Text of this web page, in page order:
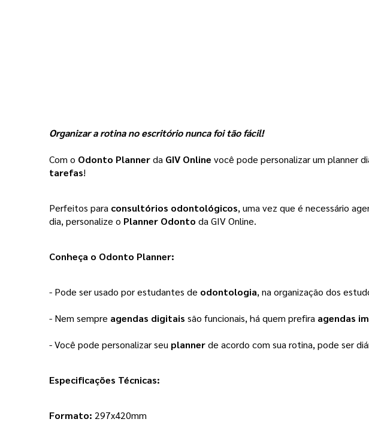
Organizar a rotina no escritório nunca foi tão fácil!
Com o Odonto Planner da GIV Online você pode personalizar um planner
tarefas!
Perfeitos para consultórios odontológicos, uma vez que é necessário
dia, personalize o Planner Odonto da GIV Online.
Conheça o Odonto Planner:
- Pode ser usado por estudantes de odontologia, na organização dos
- Nem sempre agendas digitais são funcionais, há quem prefira agendas
- Você pode personalizar seu planner de acordo com sua rotina, pode ser
Especificações Técnicas:
Formato: 297x420mm